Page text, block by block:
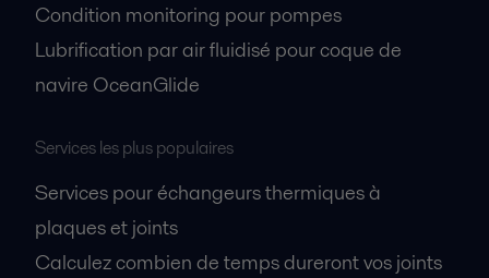
Condition monitoring pour pompes
Lubrification par air fluidisé pour coque de
navire OceanGlide
Services les plus populaires
Services pour échangeurs thermiques à
plaques et joints
Calculez combien de temps dureront vos joints